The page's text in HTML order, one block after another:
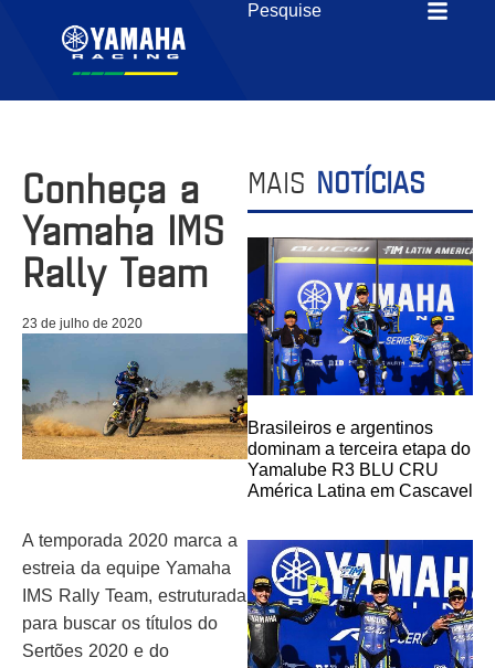
Conheça a
Yamaha IMS
Rally Team
23 de julho de 2020
A temporada 2020 marca a
estreia da equipe Yamaha
IMS Rally Team, estruturada
para buscar os títulos do
Sertões 2020 e do
MAIS NOTÍCIAS
Brasileiros e argentinos
dominam a terceira etapa do
Yamalube R3 BLU CRU
América Latina em Cascavel